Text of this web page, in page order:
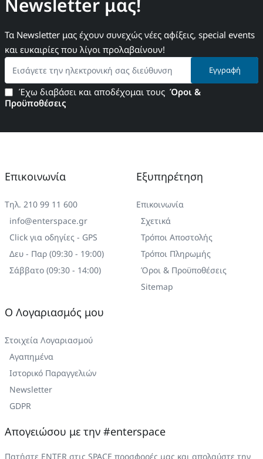
Newsletter μας!
Τα Newsletter μας έχουν συνεχώς νέες αφίξεις, special events
και ευκαιρίες που λίγοι προλαβαίνουν!
Εισάγετε
την
ηλεκτρονική
σας
διεύθυνση
Εγγραφή
Έχω διαβάσει και αποδέχομαι τους Όροι &
Προϋποθέσεις
Επικοινωνία
Τηλ. 210 99 11 600
info@enterspace.gr
Click για οδηγίες - GPS
Δευ - Παρ (09:30 - 19:00)
Σάββατο (09:30 - 14:00)
Εξυπηρέτηση
Επικοινωνία
Σχετικά
Τρόποι Αποστολής
Τρόποι Πληρωμής
Όροι & Προϋποθέσεις
Sitemap
Ο Λογαριασμός μου
Στοιχεία Λογαριασμού
Αγαπημένα
Ιστορικό Παραγγελιών
Newsletter
GDPR
Απογειώσου με την #enterspace
Πατήστε ENTER στις SPACE προσφορές μας και απολαύστε την